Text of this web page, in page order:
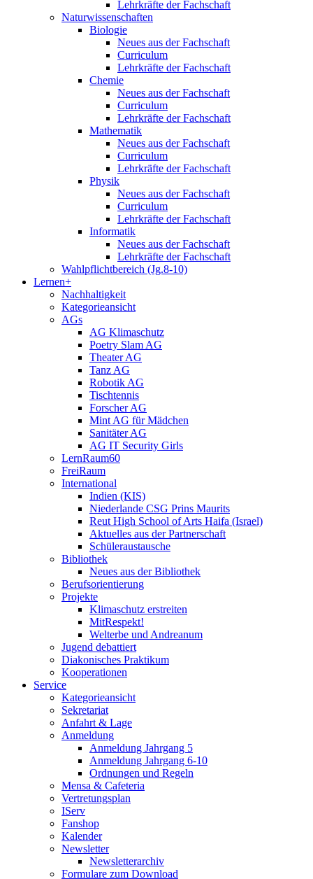
Lehrkräfte der Fachschaft
Naturwissenschaften
Biologie
Neues aus der Fachschaft
Curriculum
Lehrkräfte der Fachschaft
Chemie
Neues aus der Fachschaft
Curriculum
Lehrkräfte der Fachschaft
Mathematik
Neues aus der Fachschaft
Curriculum
Lehrkräfte der Fachschaft
Physik
Neues aus der Fachschaft
Curriculum
Lehrkräfte der Fachschaft
Informatik
Neues aus der Fachschaft
Lehrkräfte der Fachschaft
Wahlpflichtbereich (Jg.8-10)
Lernen+
Nachhaltigkeit
Kategorieansicht
AGs
AG Klimaschutz
Poetry Slam AG
Theater AG
Tanz AG
Robotik AG
Tischtennis
Forscher AG
Mint AG für Mädchen
Sanitäter AG
AG IT Security Girls
LernRaum60
FreiRaum
International
Indien (KIS)
Niederlande CSG Prins Maurits
Reut High School of Arts Haifa (Israel)
Aktuelles aus der Partnerschaft
Schüleraustausche
Bibliothek
Neues aus der Bibliothek
Berufsorientierung
Projekte
Klimaschutz erstreiten
MitRespekt!
Welterbe und Andreanum
Jugend debattiert
Diakonisches Praktikum
Kooperationen
Service
Kategorieansicht
Sekretariat
Anfahrt & Lage
Anmeldung
Anmeldung Jahrgang 5
Anmeldung Jahrgang 6-10
Ordnungen und Regeln
Mensa & Cafeteria
Vertretungsplan
IServ
Fanshop
Kalender
Newsletter
Newsletterarchiv
Formulare zum Download